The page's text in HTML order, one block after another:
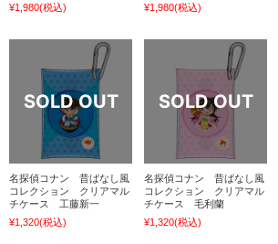
¥1,980(税込)
¥1,980(税込)
名探偵コナン 昔ばなし風
コレクション クリアマル
チケース 工藤新一
¥1,320(税込)
名探偵コナン 昔ばなし風
コレクション クリアマル
チケース 毛利蘭
¥1,320(税込)